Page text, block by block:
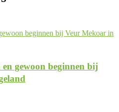
gewoon beginnen bij